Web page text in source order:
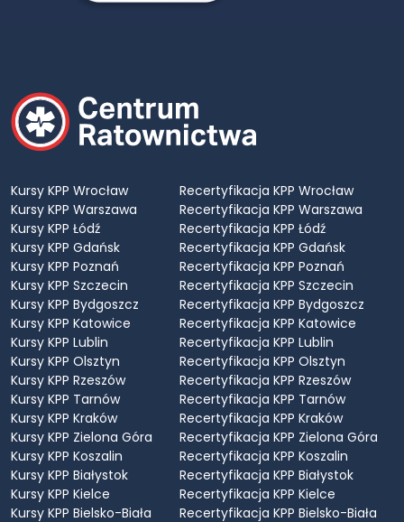
Kursy KPP Wrocław
Kursy KPP Warszawa
Kursy KPP Łódź
Kursy KPP Gdańsk
Kursy KPP Poznań
Kursy KPP Szczecin
Kursy KPP Bydgoszcz
Kursy KPP Katowice
Kursy KPP Lublin
Kursy KPP Olsztyn
Kursy KPP Rzeszów
Kursy KPP Tarnów
Kursy KPP Kraków
Kursy KPP Zielona Góra
Kursy KPP Koszalin
Kursy KPP Białystok
Kursy KPP Kielce
Kursy KPP Bielsko-Biała
Recertyfikacja KPP Wrocław
Recertyfikacja KPP Warszawa
Recertyfikacja KPP Łódź
Recertyfikacja KPP Gdańsk
Recertyfikacja KPP Poznań
Recertyfikacja KPP Szczecin
Recertyfikacja KPP Bydgoszcz
Recertyfikacja KPP Katowice
Recertyfikacja KPP Lublin
Recertyfikacja KPP Olsztyn
Recertyfikacja KPP Rzeszów
Recertyfikacja KPP Tarnów
Recertyfikacja KPP Kraków
Recertyfikacja KPP Zielona Góra
Recertyfikacja KPP Koszalin
Recertyfikacja KPP Białystok
Recertyfikacja KPP Kielce
Recertyfikacja KPP Bielsko-Biała